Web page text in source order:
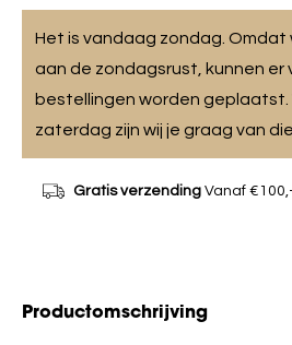
Het is vandaag zondag. Omdat
aan de zondagsrust, kunnen er
bestellingen worden geplaatst.
zaterdag zijn wij je graag van
Gratis verzendingVanaf
Productomschrijving